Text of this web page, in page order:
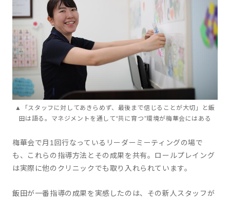
▲「スタッフに対してあきらめず、最後まで信じることが大切」と飯
田は語る。マネジメントを通して“共に育つ”環境が梅華会にはある
梅華会で月1回行なっているリーダーミーティングの場で
も、これらの指導方法とその成果を共有。ロールプレイング
は実際に他のクリニックでも取り入れられています。
飯田が一番指導の成果を実感したのは、その新人スタッフが